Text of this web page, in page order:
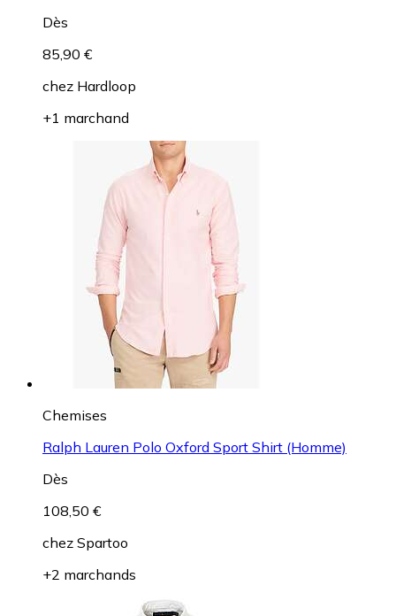
Dès
85,90 €
chez Hardloop
+1 marchand
Chemises
Ralph Lauren Polo Oxford Sport Shirt (Homme)
Dès
108,50 €
chez Spartoo
+2 marchands